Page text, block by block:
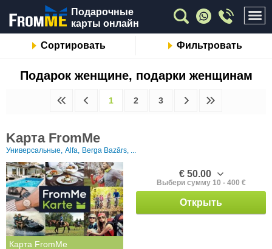
Подарочные
карты онлайн
Сортировать Фильтровать
Подарок женщине, подарки женщинам
1 2 3
Kарта FromMe
Универсальные, Alfa, Berga Bazārs, ...
Карта FromMe
€ 50.00
Выбери сумму 10 - 400 €
Открыть